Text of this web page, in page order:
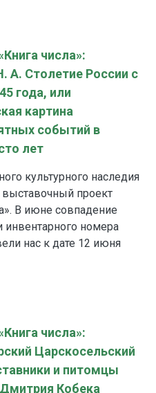
числа»:
А. Столетие России с
года, или
картина
событий в
лет
культурного наследия
проект
В июне совпадение
инвентарного номера
нас к дате 12 июня
числа»:
Царскосельский
и питомцы
Кобека